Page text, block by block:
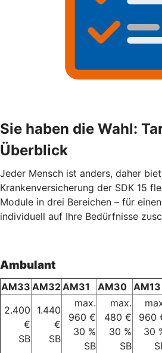
Sie haben die Wahl:
Überblick
Jeder Mensch ist anders, daher
Krankenversicherung der SDK 15
Module in drei Bereichen – für
individuell auf Ihre Bedürfnisse
Ambulant
AM33 AM32AM31 AM30 AM13
2.400
€
SB
1.440
€
SB
max.
960 €
30 %
SB
max.
480 €
30 %
SB
960
30